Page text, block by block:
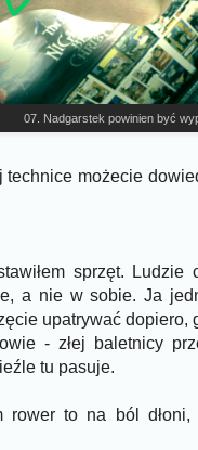
07. Nadgarstek powinien być
technice możecie
sprzęt. Ludzie
a nie w sobie. Ja
upatrywać dopiero,
- złej baletnicy
tu pasuje.
to na ból dłoni,